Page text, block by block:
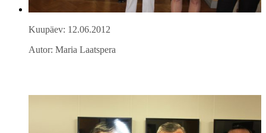
Kuupäev: 12.06.2012
Autor: Maria Laatspera